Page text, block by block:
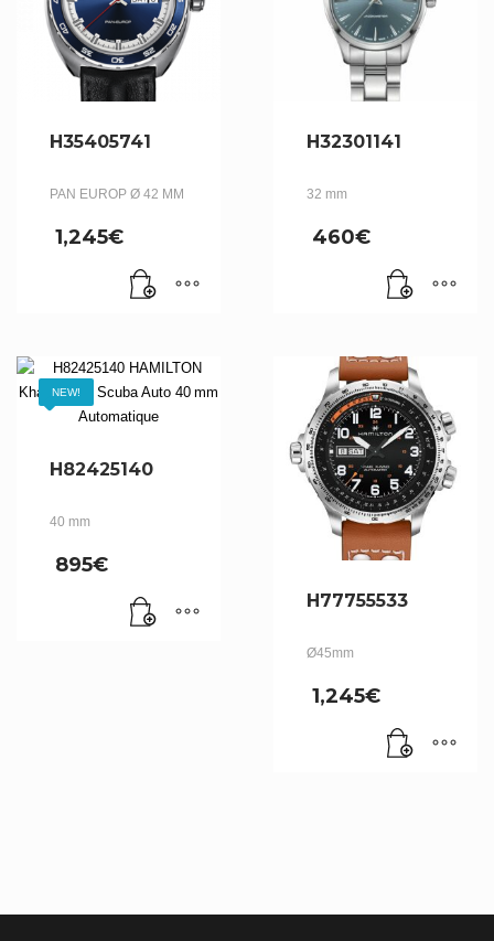
H35405741
PAN EUROP Ø 42 MM
1,245€
H32301141
32 mm
460€
NEW!
H82425140
40 mm
895€
H77755533
Ø45mm
1,245€